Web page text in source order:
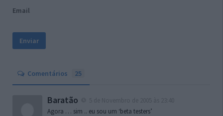
Email
Comentários 25
Baratão
Agora … sim .. eu sou um ‘beta testers’